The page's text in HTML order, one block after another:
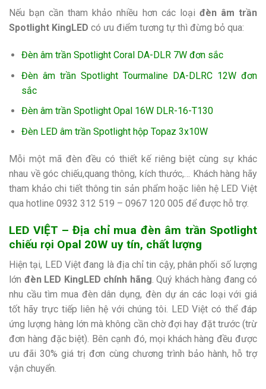
Nếu bạn cần tham khảo nhiều hơn các loại đèn âm trần
Spotlight KingLED có ưu điểm tương tự thì đừng bỏ qua:
Đèn âm trần Spotlight Coral DA-DLR 7W đơn sắc
Đèn âm trần Spotlight Tourmaline DA-DLRC 12W đơn
sắc
Đèn âm trần Spotlight Opal 16W DLR-16-T130
Đèn LED âm trần Spotlight hộp Topaz 3x10W
Mỗi một mã đèn đều có thiết kế riêng biệt cùng sự khác
nhau về góc chiếu,quang thông, kích thước,… Khách hàng hãy
tham khảo chi tiết thông tin sản phẩm hoặc liên hệ LED Việt
qua hotline 0932 312 519 – 0967 120 005 để được hỗ trợ.
LED VIỆT – Địa chỉ mua đèn âm trần Spotlight
chiếu rọi Opal 20W uy tín, chất lượng
Hiện tại, LED Việt đang là địa chỉ tin cậy, phân phối số lượng
lớn đèn LED KingLED chính hãng. Quý khách hàng đang có
nhu cầu tìm mua đèn dân dụng, đèn dự án các loại với giá
tốt hãy trực tiếp liên hệ với chúng tôi. LED Việt có thể đáp
ứng lượng hàng lớn mà không cần chờ đợi hay đặt trước (trừ
đơn hàng đặc biệt). Bên cạnh đó, mọi khách hàng đều được
ưu đãi 30% giá trị đơn cùng chương trình bảo hành, hỗ trợ
vận chuyển.